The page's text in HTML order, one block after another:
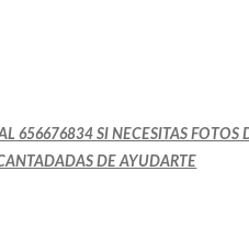
656676834 SI NECESITAS FOTOS
DE AYUDARTE